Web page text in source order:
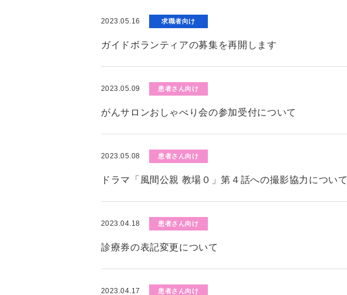
2023.05.16 求職者向け
ガイドボランティアの募集を再開します
2023.05.09 患者さん向け
がんサロンおしゃべり会の参加受付について
2023.05.08 患者さん向け
ドラマ「風間公親 教場０」第４話への撮影協力について
2023.04.18 患者さん向け
診療券の表記変更について
2023.04.17 患者さん向け